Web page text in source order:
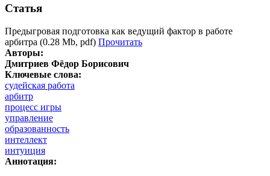
Статья
Предыгровая подготовка как ведущий фактор в работе
арбитра (0.28 Mb, pdf) Прочитать
Авторы:
Дмитриев Фёдор Борисович
Ключевые слова:
судейская работа
арбитр
процесс игры
управление
образованность
интеллект
интуиция
Аннотация: